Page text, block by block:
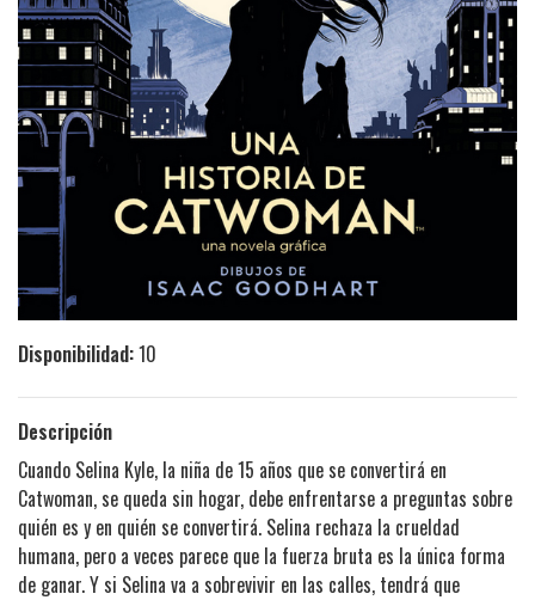
Disponibilidad:10
Descripción
Cuando Selina Kyle, la niña de 15 años que se convertirá en
Catwoman, se queda sin hogar, debe enfrentarse a preguntas sobre
quién es y en quién se convertirá. Selina rechaza la crueldad
humana, pero a veces parece que la fuerza bruta es la única forma
de ganar. Y si Selina va a sobrevivir en las calles, tendrá que